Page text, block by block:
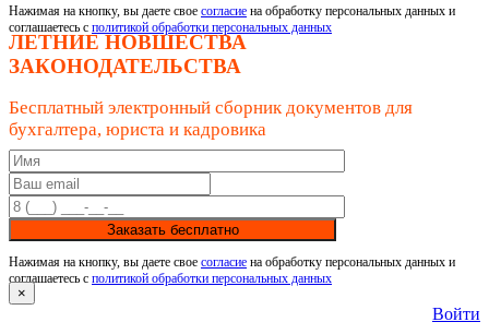
Нажимая на кнопку, вы даете свое согласие на обработку персональных данных и
соглашаетесь с политикой обработки персональных данных
ЛЕТНИЕ НОВШЕСТВА
ЗАКОНОДАТЕЛЬСТВА
Бесплатный электронный сборник документов для
бухгалтера, юриста и кадровика
Заказать бесплатно
Нажимая на кнопку, вы даете свое согласие на обработку персональных данных и
соглашаетесь с политикой обработки персональных данных
×
Войти